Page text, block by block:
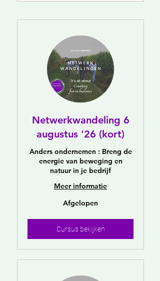
Netwerkwandeling 6
augustus '26 (kort)
Anders ondernemen : Breng de
energie van beweging en
natuur in je bedrijf
Meer informatie
Afgelopen
Cursus bekijken